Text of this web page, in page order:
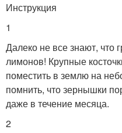
Инструкция
1
Далеко не все знают,
лимонов! Крупные
поместить в землю на
помнить, что зернышки
даже в течение месяца.
2